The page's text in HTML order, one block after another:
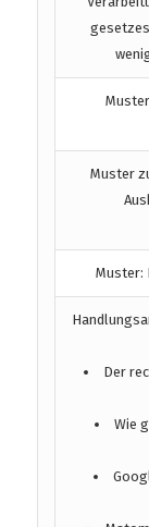
Muster
Muster:
Der
Wie